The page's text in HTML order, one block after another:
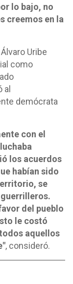
lo bajo, no
creemos en la
Uribe
como
demócrata
con el
los acuerdos
habían sido
se
del pueblo
le costó
aquellos
, consideró.